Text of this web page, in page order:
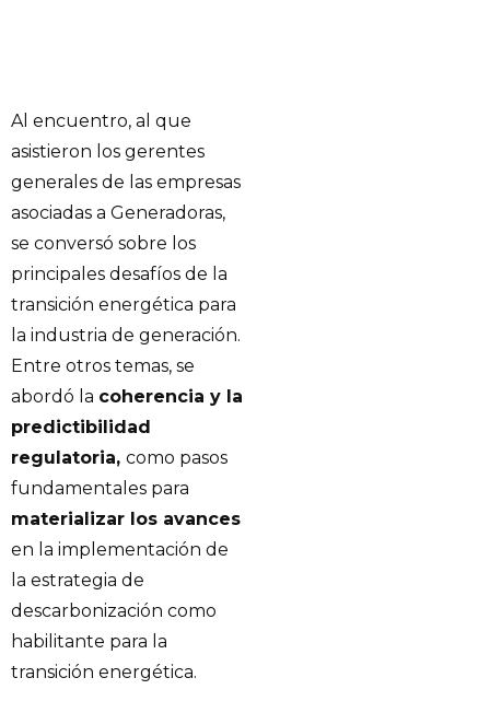
Al encuentro, al que
asistieron los gerentes
generales de las empresas
asociadas a Generadoras,
se conversó sobre los
principales desafíos de la
transición energética para
la industria de generación.
Entre otros temas, se
abordó la coherencia y la
predictibilidad
regulatoria, como pasos
fundamentales para
materializar los avances
en la implementación de
la estrategia de
descarbonización como
habilitante para la
transición energética.